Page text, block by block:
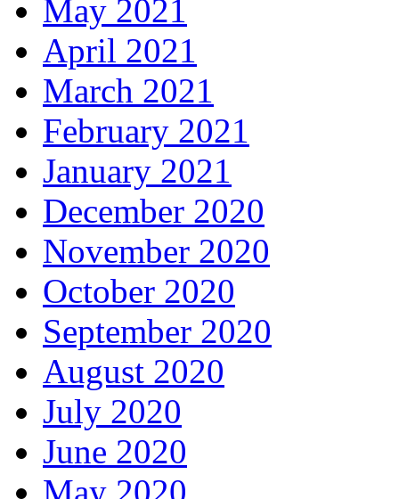
May 2021
April 2021
March 2021
February 2021
January 2021
December 2020
November 2020
October 2020
September 2020
August 2020
July 2020
June 2020